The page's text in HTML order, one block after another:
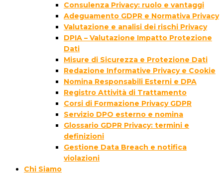
Consulenza Privacy: ruolo e vantaggi
Adeguamento GDPR e Normativa Privacy
Valutazione e analisi dei rischi Privacy
DPIA – Valutazione Impatto Protezione
Dati
Misure di Sicurezza e Protezione Dati
Redazione Informative Privacy e Cookie
Nomina Responsabili Esterni e DPA
Registro Attività di Trattamento
Corsi di Formazione Privacy GDPR
Servizio DPO esterno e nomina
Glossario GDPR Privacy: termini e
definizioni
Gestione Data Breach e notifica
violazioni
Chi Siamo